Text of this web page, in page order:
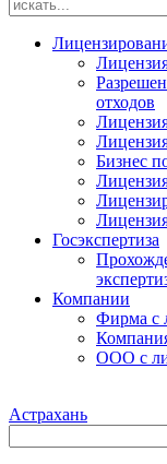
отходов
Бизнес
Госэкспертиза
Компании
Фирма с
ООО с
Астрахань